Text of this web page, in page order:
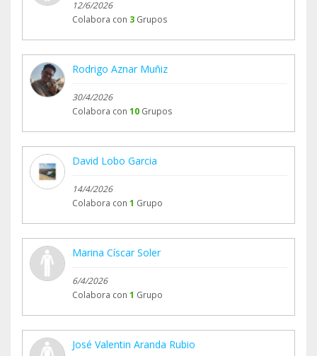
12/6/2026
Colabora con 3 Grupos
Rodrigo Aznar Muñiz
30/4/2026
Colabora con 10 Grupos
David Lobo Garcia
14/4/2026
Colabora con 1 Grupo
Marina Císcar Soler
6/4/2026
Colabora con 1 Grupo
José Valentin Aranda Rubio